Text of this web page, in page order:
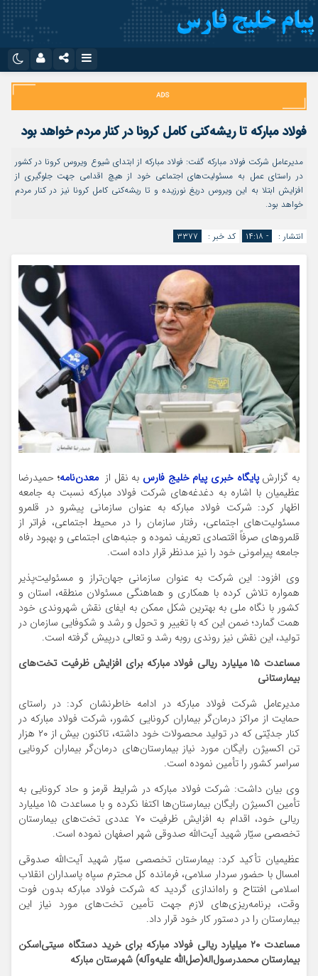
اینستاگرام
تلگرام
سروش
ایتا
آپارات
اپلیکیشن
نام کاربری یا نشانی ایمیل
رمز عبور
مرا به خاطر بسپار
فولاد مبارکه تا ریشه‌کنی کامل کرونا در کنار مردم خواهد بود
مدیرعامل شرکت فولاد مبارکه گفت: فولاد مبارکه از ابتدای شیوع ویروس کرونا در کشور
در راستای عمل به مسئولیت‌های اجتماعی خود از هیچ اقدامی جهت جلوگیری از
افزایش ابتلا به این ویروس دریغ نورزیده و تا ریشه‌کنی کامل کرونا نیز در کنار مردم
خواهد بود.
انتشار : - ۱۴:۱۸ کد خبر : ۳۳۷۷
به گزارشپایگاه خبری پیام خلیج فارس به نقل از معدن‌نامه؛ حمیدرضا
عظیمیان با اشاره به دغدغه‌های شرکت فولاد مبارکه نسبت به جامعه
اظهار کرد: شرکت فولاد مبارکه به عنوان سازمانی پیشرو در قلمرو
مسئولیت‌های اجتماعی، رفتار سازمان را در محیط اجتماعی، فراتر از
قلمروهای صرفاً اقتصادی تعریف نموده و جنبه‌های اجتماعی و بهبود رفاه
جامعه پیرامونی خود را نیز مدنظر قرار داده است.
وی افزود: این شرکت به عنوان سازمانی جهان‌تراز و مسئولیت‌پذیر
همواره تلاش کرده با همکاری و هماهنگی مسئولان منطقه، استان و
کشور با نگاه ملی به بهترین شکل ممکن به ایفای نقش شهروندی خود
همت گمارد؛ ضمن این که با تغییر و تحول و رشد و شکوفایی سازمان در
تولید، این نقش نیز روندی روبه رشد و تعالی درپیش گرفته است.
مساعدت ۱۵ میلیارد ریالی فولاد مبارکه برای افزایش ظرفیت تخت‌های
بیمارستانی
مدیرعامل شرکت فولاد مبارکه در ادامه خاطرنشان کرد: در راستای
حمایت از مراکز درمان‌گر بیماران کرونایی کشور، شرکت فولاد مبارکه در
کنار جدیّتی که در تولید محصولات خود داشته، تاکنون بیش از ۲۰ هزار
تن اکسیژن رایگان مورد نیاز بیمارستان‌های درمان‌گر بیماران کرونایی
سراسر کشور را تأمین نموده است.
وی بیان داشت: شرکت فولاد مبارکه در شرایط قرمز و حاد کرونایی به
تأمین اکسیژن رایگان بیمارستان‌ها اکتفا نکرده و با مساعدت ۱۵ میلیارد
ریالی خود، اقدام به افزایش ظرفیت ۷۰ عددی تخت‌های بیمارستان
تخصصی سیّار شهید آیت‌الله صدوقی شهر اصفهان نموده است.
عظیمیان تأکید کرد: بیمارستان تخصصی سیّار شهید آیت‌الله صدوقی
امسال با حضور سردار سلامی، فرمانده کل محترم سپاه پاسداران انقلاب
اسلامی افتتاح و راه‌اندازی گردید که شرکت فولاد مبارکه بدون فوت
وقت، برنامه‌ریزی‌های لازم جهت تأمین تخت‌های مورد نیاز این
بیمارستان را در دستور کار خود قرار داد.
مساعدت ۲۰ میلیارد ریالی فولاد مبارکه برای خرید دستگاه سیتی‌اسکن
بیمارستان محمدرسول‌اله(صل‌الله علیه‌وآله) شهرستان مبارکه